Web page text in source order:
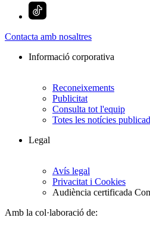
Contacta amb nosaltres
Informació corporativa
Reconeixements
Publicitat
Consulta tot l'equip
Totes les notícies
Legal
Avís legal
Privacitat i Cookies
Audiència certificada
Amb la col·laboració de: